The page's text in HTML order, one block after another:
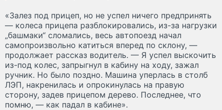
«Залез под прицеп, но не успел ничего предпринять
— колеса прицепа разблокировались, из-за нагрузки
„башмаки“ сломались, весь автопоезд начал
самопроизвольно катиться вперед по склону, —
продолжает рассказ водитель. — Я успел выскочить
из-под колес, запрыгнул в кабину на ходу, зажал
ручник. Но было поздно. Машина уперлась в столб
ЛЭП, накренилась и опрокинулась на правую
сторону, задев прицепом дерево. Последнее, что
помню, — как падал в кабине».